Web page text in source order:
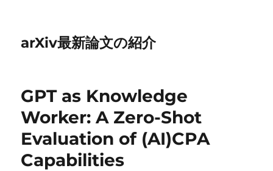
arXiv最新論文の紹介
GPT as Knowledge
Worker: A Zero-Shot
Evaluation of (AI)CPA
Capabilities